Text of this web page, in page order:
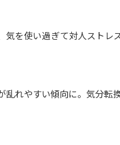
気を使い過ぎて対人スト
乱れやすい傾向に。気分転